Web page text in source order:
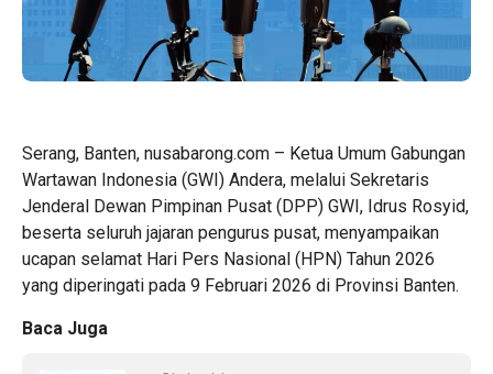
Serang, Banten, nusabarong.com – Ketua Umum Gabungan
Wartawan Indonesia (GWI) Andera, melalui Sekretaris
Jenderal Dewan Pimpinan Pusat (DPP) GWI, Idrus Rosyid,
beserta seluruh jajaran pengurus pusat, menyampaikan
ucapan selamat Hari Pers Nasional (HPN) Tahun 2026
yang diperingati pada 9 Februari 2026 di Provinsi Banten.
Baca Juga